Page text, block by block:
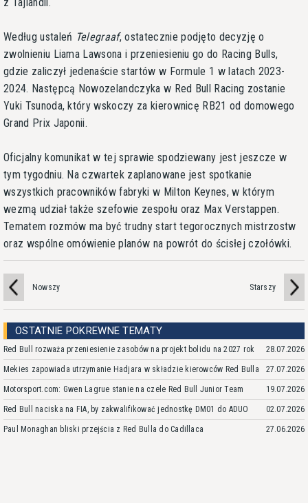
Według ustaleń Telegraaf, ostatecznie podjęto decyzję o
zwolnieniu Liama Lawsona i przeniesieniu go do Racing Bulls,
gdzie zaliczył jedenaście startów w Formule 1 w latach 2023-
2024. Następcą Nowozelandczyka w Red Bull Racing zostanie
Yuki Tsunoda, który wskoczy za kierownicę RB21 od domowego
Grand Prix Japonii.
Oficjalny komunikat w tej sprawie spodziewany jest jeszcze w
tym tygodniu. Na czwartek zaplanowane jest spotkanie
wszystkich pracowników fabryki w Milton Keynes, w którym
wezmą udział także szefowie zespołu oraz Max Verstappen.
Tematem rozmów ma być trudny start tegorocznych mistrzostw
oraz wspólne omówienie planów na powrót do ścisłej czołówki.
Nowszy Starszy
OSTATNIE POKREWNE TEMATY
Red Bull rozważa przeniesienie zasobów na projekt bolidu na 2027 rok 28.07.2026
Mekies zapowiada utrzymanie Hadjara w składzie kierowców Red Bulla 27.07.2026
Motorsport.com: Gwen Lagrue stanie na czele Red Bull Junior Team 19.07.2026
Red Bull naciska na FIA, by zakwalifikować jednostkę DM01 do ADUO 02.07.2026
Paul Monaghan bliski przejścia z Red Bulla do Cadillaca 27.06.2026